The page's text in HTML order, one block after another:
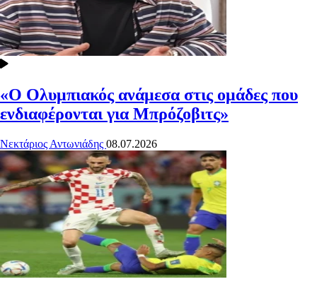
«Ο Ολυμπιακός ανάμεσα στις ομάδες που
ενδιαφέρονται για Μπρόζοβιτς»
Νεκτάριος Αντωνιάδης 08.07.2026